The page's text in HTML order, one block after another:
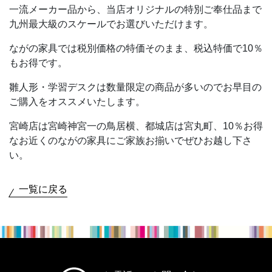
一流メーカー品から、当店オリジナルの特別ご奉仕品まで
九州最大級のスケールでお選びいただけます。
ながの家具では税別価格の特価そのまま、税込特価で10％
もお得です。
雛人形・学習デスクは数量限定の商品が多いのでお早目の
ご購入をオススメいたします。
宮崎店は宮崎神宮一の鳥居横、都城店は宮丸町、10％お得
なお近くのながの家具にご家族お揃いでぜひお越し下さ
い。
一覧に戻る